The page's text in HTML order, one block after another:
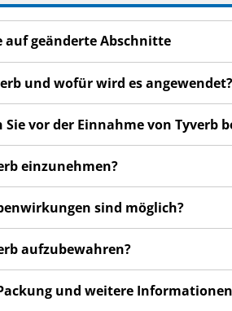
auf geänderte Abschnitte
und wofür wird es angewendet?
Sie vor der Einnahme von Tyverb
einzunehmen?
sind möglich?
aufzubewahren?
und weitere Informationen